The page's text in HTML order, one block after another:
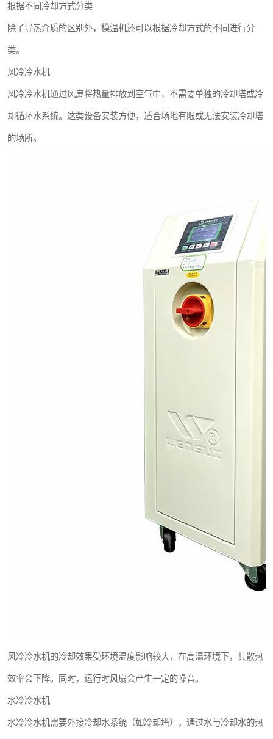
根据不同冷却方式分类
除了导热介质的区别外，模温机还可以根据冷却方式的不同进行分
类。
风冷冷水机
风冷冷水机通过风扇将热量排放到空气中，不需要单独的冷却塔或冷
却循环水系统。这类设备安装方便，适合场地有限或无法安装冷却塔
的场所。
风冷冷水机的冷却效果受环境温度影响较大，在高温环境下，其散热
效率会下降。同时，运行时风扇会产生一定的噪音。
水冷冷水机
水冷冷水机需要外接冷却水系统（如冷却塔），通过水与冷却水的热